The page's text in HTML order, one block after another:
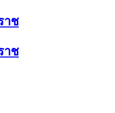
าช
าช